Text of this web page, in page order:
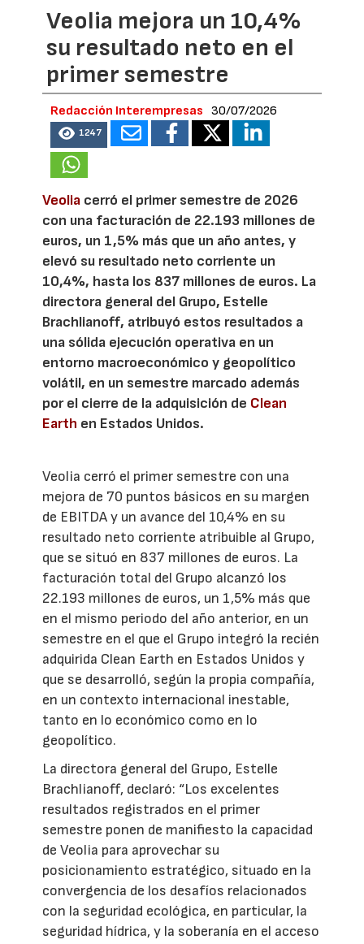
Veolia mejora un 10,4%
su resultado neto en el
primer semestre
Redacción Interempresas 30/07/2026
1247
Veolia cerró el primer semestre de 2026
con una facturación de 22.193 millones de
euros, un 1,5% más que un año antes, y
elevó su resultado neto corriente un
10,4%, hasta los 837 millones de euros. La
directora general del Grupo, Estelle
Brachlianoff, atribuyó estos resultados a
una sólida ejecución operativa en un
entorno macroeconómico y geopolítico
volátil, en un semestre marcado además
por el cierre de la adquisición de Clean
Earth en Estados Unidos.
Veolia cerró el primer semestre con una
mejora de 70 puntos básicos en su margen
de EBITDA y un avance del 10,4% en su
resultado neto corriente atribuible al Grupo,
que se situó en 837 millones de euros. La
facturación total del Grupo alcanzó los
22.193 millones de euros, un 1,5% más que
en el mismo periodo del año anterior, en un
semestre en el que el Grupo integró la recién
adquirida Clean Earth en Estados Unidos y
que se desarrolló, según la propia compañía,
en un contexto internacional inestable,
tanto en lo económico como en lo
geopolítico.
La directora general del Grupo, Estelle
Brachlianoff, declaró: “Los excelentes
resultados registrados en el primer
semestre ponen de manifiesto la capacidad
de Veolia para aprovechar su
posicionamiento estratégico, situado en la
convergencia de los desafíos relacionados
con la seguridad ecológica, en particular, la
seguridad hídrica, y la soberanía en el acceso